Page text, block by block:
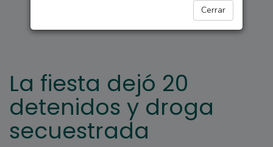
Cerrar
La fiesta dejó 20
detenidos y droga
secuestrada